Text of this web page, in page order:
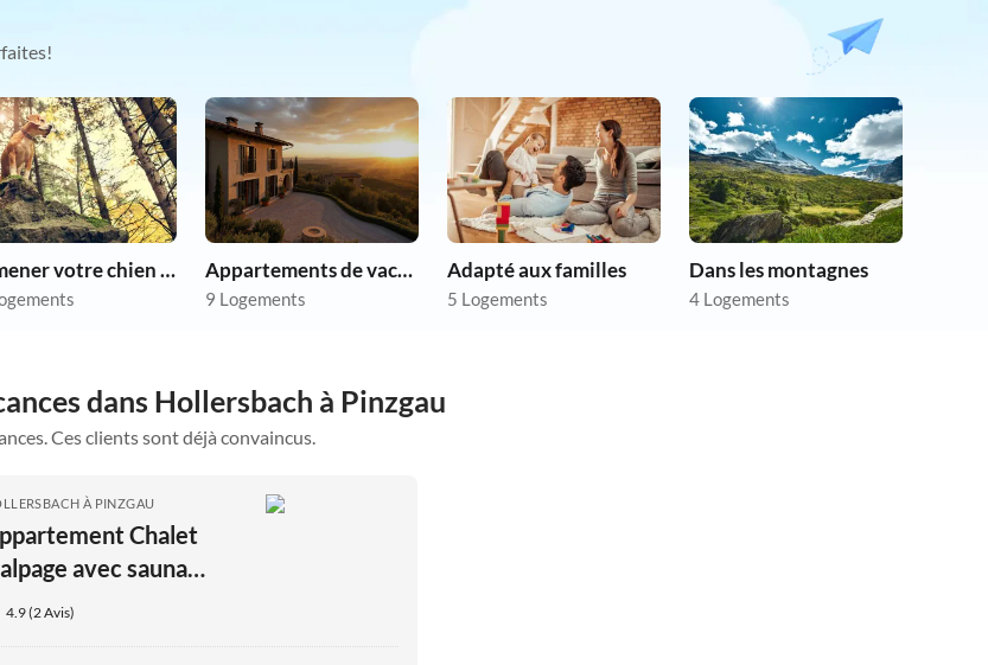
Emmener votre chien en vacances Appartements de vacances pas chers
9 Logements
Adapté aux familles
5 Logements
Dans les montagnes
4 Logements
dans Hollersbach à Pinzgau
Ces clients sont déjà convaincus.
À PINZGAU
Chalet
avec sauna
privé
4.9 (2 Avis)